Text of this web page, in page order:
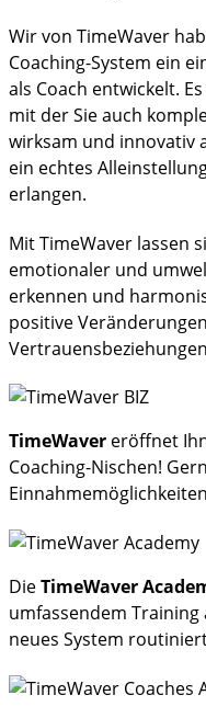
Wir von TimeWaver
Coaching-System ein
als Coach entwickelt.
mit der Sie auch
wirksam und innovativ
ein echtes
erlangen.
Mit TimeWaver lassen
emotionaler und
erkennen und
positive
TimeWaver eröffnet
Coaching-Nischen!
DieTimeWaver
umfassendem Training
neues System